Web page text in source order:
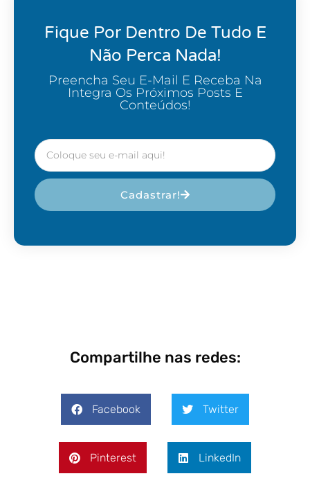
Fique Por Dentro De Tudo E
Não Perca Nada!
Preencha Seu E-Mail E Receba Na
Integra Os Próximos Posts E
Conteúdos!
Cadastrar!
Compartilhe nas redes:
Facebook Twitter
Pinterest LinkedIn